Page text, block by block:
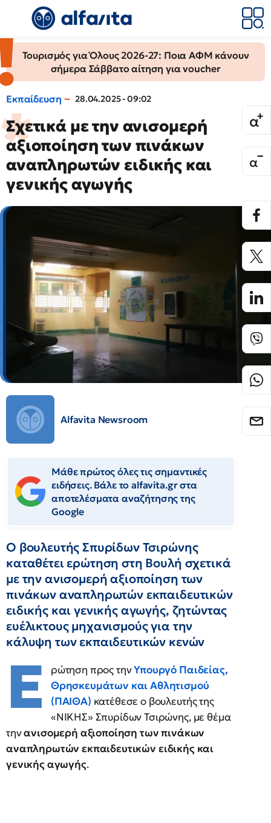
Τουρισμός για Όλους 2026-27: Ποια ΑΦΜ κάνουν
σήμερα Σάββατο αίτηση για voucher
Εκπαίδευση 28.04.2025 - 09:02
Σχετικά με την ανισομερή
αξιοποίηση των πινάκων
αναπληρωτών ειδικής και
γενικής αγωγής
Alfavita Newsroom
Μάθε πρώτος όλες τις σημαντικές
ειδήσεις. Βάλε το alfavita.gr στα
αποτελέσματα αναζήτησης της
Google
Ο βουλευτής Σπυρίδων Τσιρώνης
καταθέτει ερώτηση στη Βουλή σχετικά
με την ανισομερή αξιοποίηση των
πινάκων αναπληρωτών εκπαιδευτικών
ειδικής και γενικής αγωγής, ζητώντας
ευέλικτους μηχανισμούς για την
κάλυψη των εκπαιδευτικών κενών
Ε ρώτηση προς τηνΥπουργό Παιδείας,
Θρησκευμάτων και Αθλητισμού
(ΠΑΙΘΑ) κατέθεσε ο βουλευτής της
«ΝΙΚΗΣ» Σπυρίδων Τσιρώνης, με θέμα
τηνανισομερή αξιοποίηση των πινάκων
αναπληρωτών εκπαιδευτικών ειδικής και
γενικής αγωγής.